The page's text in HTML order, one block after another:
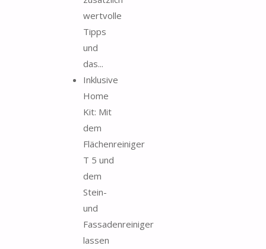
wertvolle
Tipps
und
das...
Inklusive
Home
Kit: Mit
dem
Flächenreiniger
T 5 und
dem
Stein-
und
Fassadenreiniger
lassen